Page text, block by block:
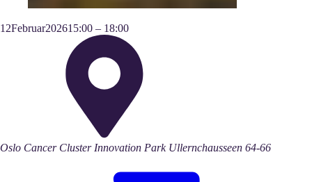
12Februar202615:00 – 18:00
Oslo Cancer Cluster Innovation Park Ullernchausseen 64-66